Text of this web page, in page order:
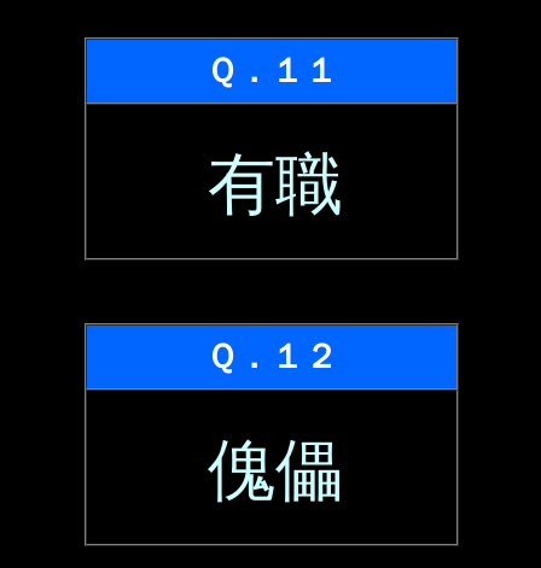
Ｑ．１１
有職
Ｑ．１２
傀儡